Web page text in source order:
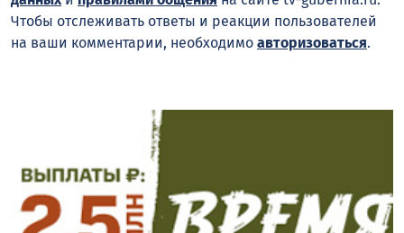
Чтобы отслеживать ответы и реакции пользователей
на ваши комментарии, необходимо авторизоваться.